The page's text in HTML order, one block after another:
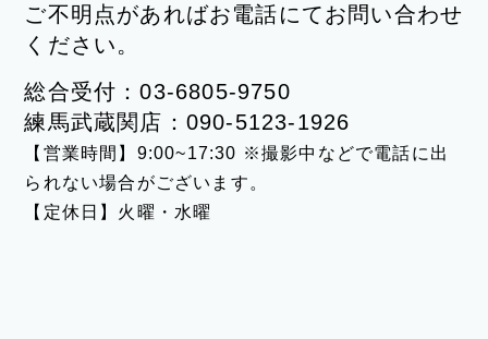
ご不明点があればお電話にてお問い合わせ
ください。
総合受付：03-6805-9750
練馬武蔵関店：090-5123-1926
【 営業時間】9:00~17:30 ※撮影中などで電話に出
られない場合がございます。
【定休日】火曜・水曜